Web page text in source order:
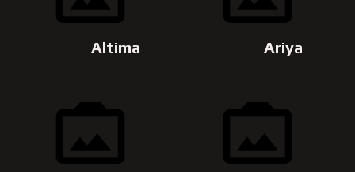
Altima Ariya